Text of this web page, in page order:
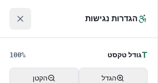
הגדרות נגישות
Tגודל טקסט 100%
הגדל הקטן